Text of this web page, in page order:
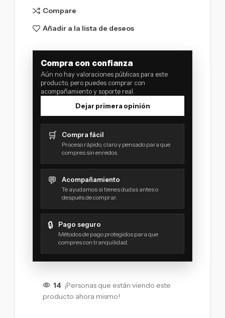
Compare
Añadir a la lista de deseos
Compra con confianza
Aún no hay valoraciones públicas para este
producto, pero puedes comprar con
acompañamiento y soporte real.
Dejar primera opinión
🛒 Compra fácil
Proceso rápido, claro y pensado para que
compres sin enredos.
💬 Acompañamiento
Te ayudamos si tienes dudas antes o
después de comprar.
🔒 Pago seguro
Métodos de pago protegidos para que
compres con tranquilidad.
14 ¡Personas que están viendo este
producto ahora mismo!